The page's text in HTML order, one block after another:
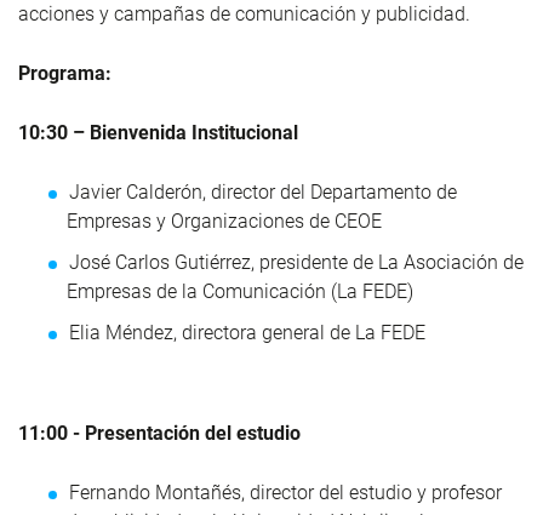
acciones y campañas de comunicación y publicidad.
Programa:
10:30 – Bienvenida Institucional
Javier Calderón, director del Departamento de
Empresas y Organizaciones de CEOE
José Carlos Gutiérrez, presidente de La Asociación de
Empresas de la Comunicación (La FEDE)
Elia Méndez, directora general de La FEDE
11:00 - Presentación del estudio
Fernando Montañés, director del estudio y profesor